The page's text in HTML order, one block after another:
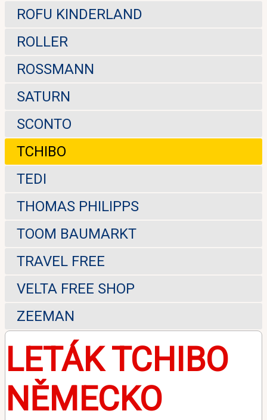
ROFU KINDERLAND
ROLLER
ROSSMANN
SATURN
SCONTO
TCHIBO
TEDI
THOMAS PHILIPPS
TOOM BAUMARKT
TRAVEL FREE
VELTA FREE SHOP
ZEEMAN
LETÁK TCHIBO
NĚMECKO